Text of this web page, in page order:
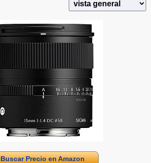
Buscar Precio en Amazon